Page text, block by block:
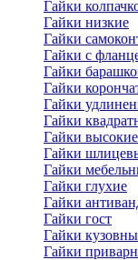
Гайки
Гайки низкие
Гайки
Гайки с
Гайки
Гайки
Гайки
Гайки
Гайки высокие
Гайки
Гайки
Гайки глухие
Гайки
Гайки гост
Гайки
Гайки